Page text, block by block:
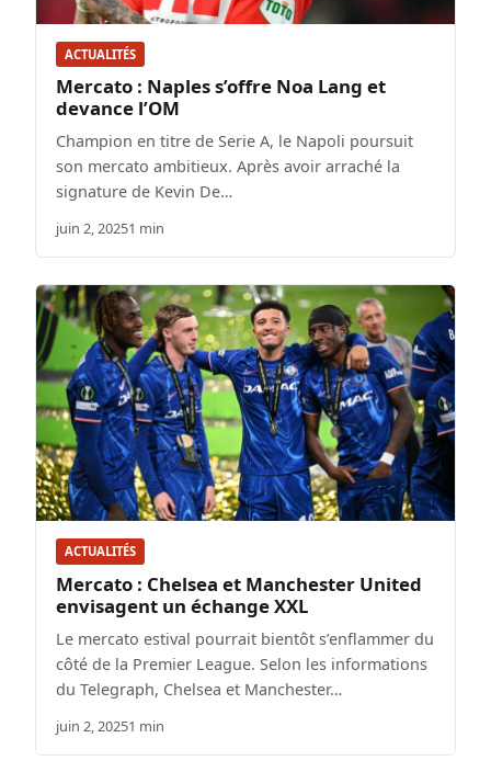
ACTUALITÉS
Mercato : Naples s’offre Noa Lang et
devance l’OM
Champion en titre de Serie A, le Napoli poursuit
son mercato ambitieux. Après avoir arraché la
signature de Kevin De…
juin 2, 20251 min
ACTUALITÉS
Mercato : Chelsea et Manchester United
envisagent un échange XXL
Le mercato estival pourrait bientôt s’enflammer du
côté de la Premier League. Selon les informations
du Telegraph, Chelsea et Manchester…
juin 2, 20251 min